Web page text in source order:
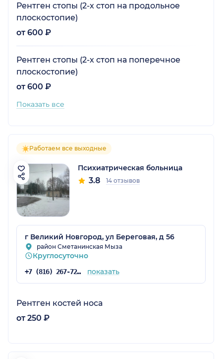
Рентген стопы (2-х стоп на продольное
плоскостопие)
от 600 ₽
Рентген стопы (2-х стоп на поперечное
плоскостопие)
от 600 ₽
Показать все
Работаем все выходные
Психиатрическая больница
3.8 14 отзывов
г Великий Новгород, ул Береговая, д 56
район Сметанинская Мыза
Круглосуточно
+7 (816) 267-72-56 показать
Рентген костей носа
от 250 ₽